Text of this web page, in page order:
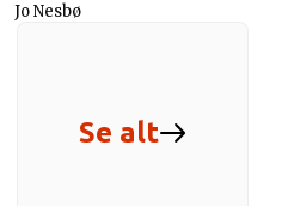
Jo Nesbø
Se alt